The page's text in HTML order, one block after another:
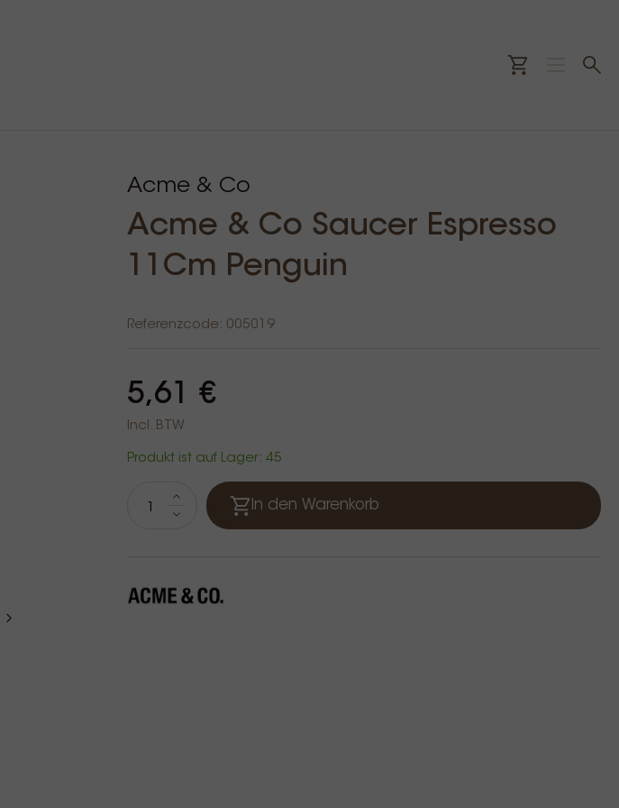
Acme & Co
Acme & Co Saucer Espresso
11Cm Penguin
Referenzcode: 005019
5,61 €
Incl. BTW
Produkt ist auf Lager: 45
In den Warenkorb